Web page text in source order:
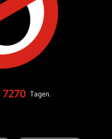
7270 Tagen.